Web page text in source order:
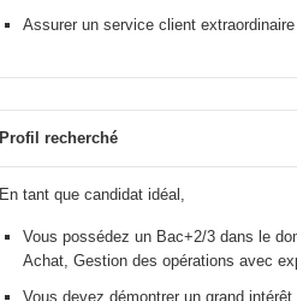
Assurer un service client
Profil recherché
En tant que candidat idéal,
Vous possédez un Bac+2/3 dans le
Achat, Gestion des opérations avec
Vous devez démontrer un grand